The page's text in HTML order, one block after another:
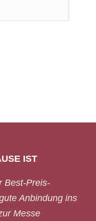
IST
Best-Preis-
Anbindung ins
Messe